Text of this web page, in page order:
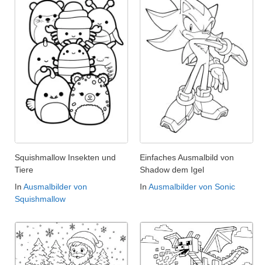
Squishmallow Insekten und
Tiere
In Ausmalbilder von
Squishmallow
Einfaches Ausmalbild von
Shadow dem Igel
In Ausmalbilder von Sonic